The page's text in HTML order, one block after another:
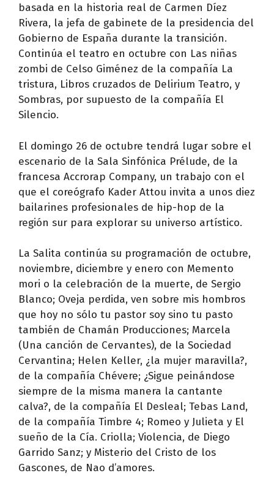
basada en la historia real de Carmen Díez
Rivera, la jefa de gabinete de la presidencia del
Gobierno de España durante la transición.
Continúa el teatro en octubre con Las niñas
zombi de Celso Giménez de la compañía La
tristura, Libros cruzados de Delirium Teatro, y
Sombras, por supuesto de la compañía El
Silencio.
El domingo 26 de octubre tendrá lugar sobre el
escenario de la Sala Sinfónica Prélude, de la
francesa Accrorap Company, un trabajo con el
que el coreógrafo Kader Attou invita a unos diez
bailarines profesionales de hip-hop de la
región sur para explorar su universo artístico.
La Salita continúa su programación de octubre,
noviembre, diciembre y enero con Memento
mori o la celebración de la muerte, de Sergio
Blanco; Oveja perdida, ven sobre mis hombros
que hoy no sólo tu pastor soy sino tu pasto
también de Chamán Producciones; Marcela
(Una canción de Cervantes), de la Sociedad
Cervantina; Helen Keller, ¿la mujer maravilla?,
de la compañía Chévere; ¿Sigue peinándose
siempre de la misma manera la cantante
calva?, de la compañía El Desleal; Tebas Land,
de la compañía Timbre 4; Romeo y Julieta y El
sueño de la Cía. Criolla; Violencia, de Diego
Garrido Sanz; y Misterio del Cristo de los
Gascones, de Nao d’amores.